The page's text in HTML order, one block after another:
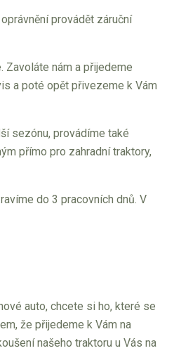
provádět záruční
Zavoláte nám a přijedeme
a poté opět přivezeme k Vám
sezónu, provádíme také
přímo pro zahradní traktory,
do 3 pracovních dnů. V
auto, chcete si ho, které se
že přijedeme k Vám na
našeho traktoru u Vás na